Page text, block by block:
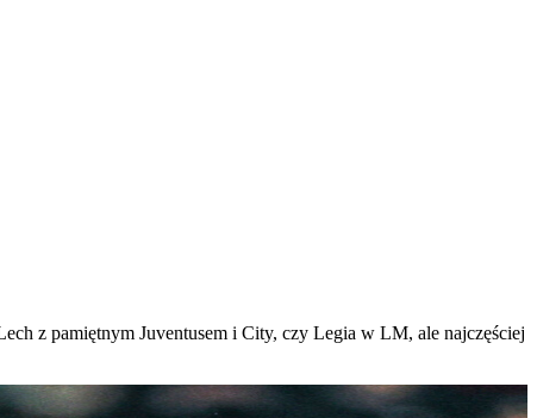
z pamiętnym Juventusem i City, czy Legia w LM, ale najczęściej